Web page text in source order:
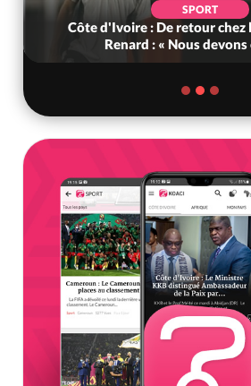
SPORT
Côte d'Ivoire : De retour chez
Renard : « Nous devons